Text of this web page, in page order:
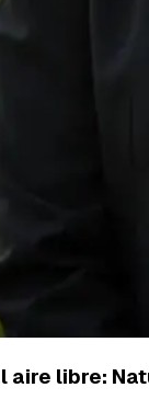
libre: